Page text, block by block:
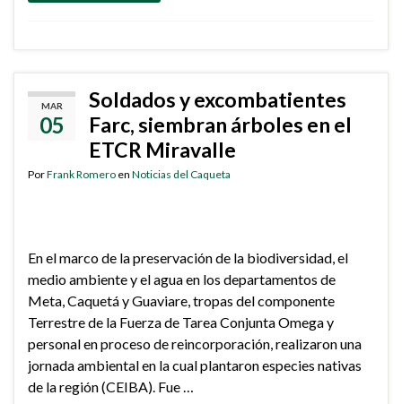
MAR
05
Soldados y excombatientes
Farc, siembran árboles en el
ETCR Miravalle
PorFrank Romero en Noticias del Caqueta
En el marco de la preservación de la biodiversidad, el
medio ambiente y el agua en los departamentos de
Meta, Caquetá y Guaviare, tropas del componente
Terrestre de la Fuerza de Tarea Conjunta Omega y
personal en proceso de reincorporación, realizaron una
jornada ambiental en la cual plantaron especies nativas
de la región (CEIBA). Fue …